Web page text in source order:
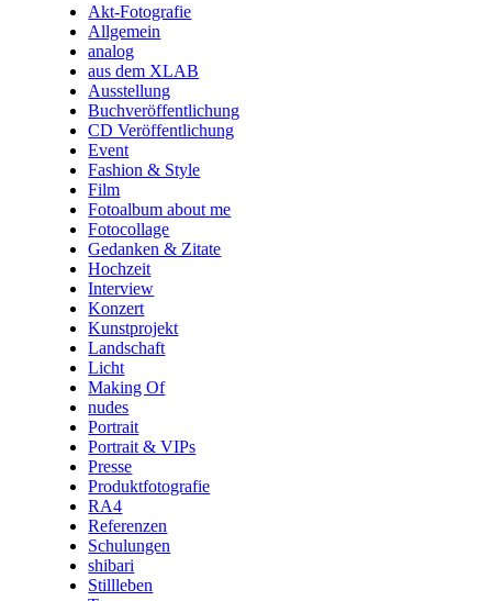
Akt-Fotografie
Allgemein
analog
aus dem XLAB
Ausstellung
Buchveröffentlichung
CD Veröffentlichung
Event
Fashion & Style
Film
Fotoalbum about me
Fotocollage
Gedanken & Zitate
Hochzeit
Interview
Konzert
Kunstprojekt
Landschaft
Licht
Making Of
nudes
Portrait
Portrait & VIPs
Presse
Produktfotografie
RA4
Referenzen
Schulungen
shibari
Stillleben